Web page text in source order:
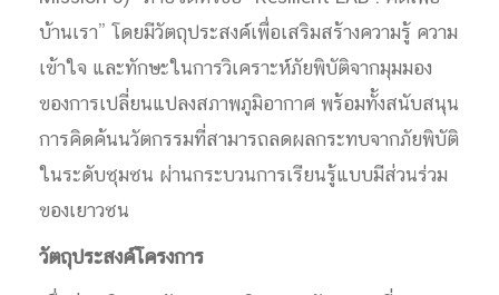
บ้านเรา” โดยมีวัตถุประสงค์เพื่อเสริมสร้างความรู้ ความ
เข้าใจ และทักษะในการวิเคราะห์ภัยพิบัติจากมุมมอง
ของการเปลี่ยนแปลงสภาพภูมิอากาศ พร้อมทั้งสนับสนุน
การคิดค้นนวัตกรรมที่สามารถลดผลกระทบจากภัยพิบัติ
ในระดับชุมชน ผ่านกระบวนการเรียนรู้แบบมีส่วนร่วม
ของเยาวชน
วัตถุประสงค์โครงการ